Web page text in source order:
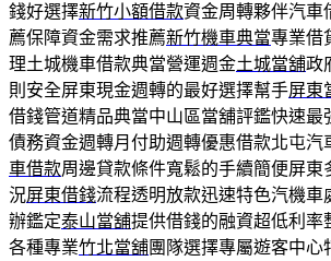
錢好選擇新竹小額借款資金周轉夥伴汽車
薦保障資金需求推薦新竹機車典當專業借
理土城機車借款典當營運週金土城當舖政
則安全屏東現金週轉的最好選擇幫手屏東
借錢管道精品典當中山區當舖評鑑快速最
債務資金週轉月付助週轉優惠借款北屯汽
車借款周邊貸款條件寬鬆的手續簡便屏東
況屏東借錢流程透明放款迅速特色汽機車
辦鑑定泰山當舖提供借錢的融資超低利率
各種專業竹北當舖團隊選擇專屬遊客中心